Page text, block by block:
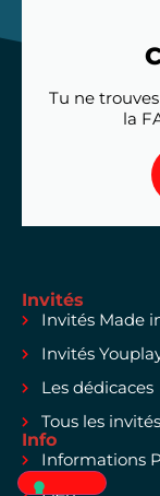
Tu ne
la
Invités
Invités Made
Invités
Les dédicaces
Tous les invités
Info
Informations